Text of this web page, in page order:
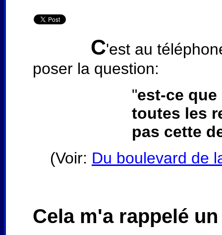
C'est au
poser la question:
"est-ce
toutes les
pas cette
(Voir: Du boulevard de
Cela m'a rappelé